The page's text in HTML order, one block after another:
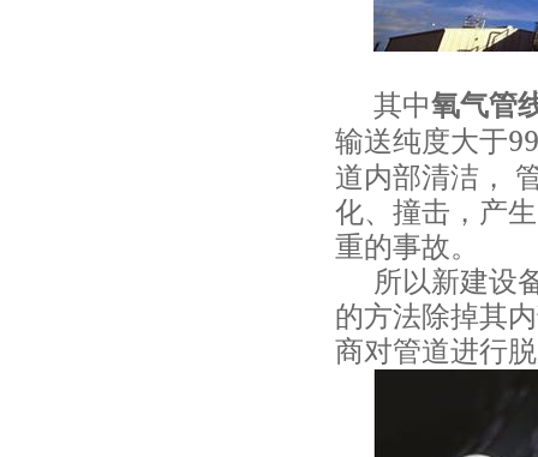
其中氧气管
输送纯度大于
道内部清洁，
化、撞击，产
重的事故。
所以新建设
的方法除掉其
商对管道进行